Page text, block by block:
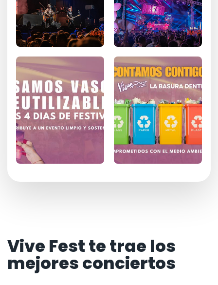
Vive Fest te trae los
mejores conciertos